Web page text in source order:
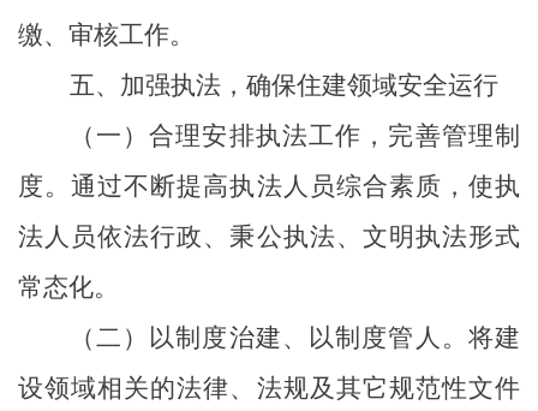
缴、审核工作。
五、加强执法， 确保住建领域安全运行
（ 一 ）合理安排执法工作，完善管理制
度。通过不断提高执法人员综合素质，使执
法人员依法行政、秉公执法、文明执法形式
常态化。
（二 ） 以制度治建、以制度管人。 将建
设领域相关的法律、法规及其它规范性文件